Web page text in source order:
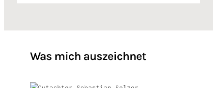
Was mich auszeichnet